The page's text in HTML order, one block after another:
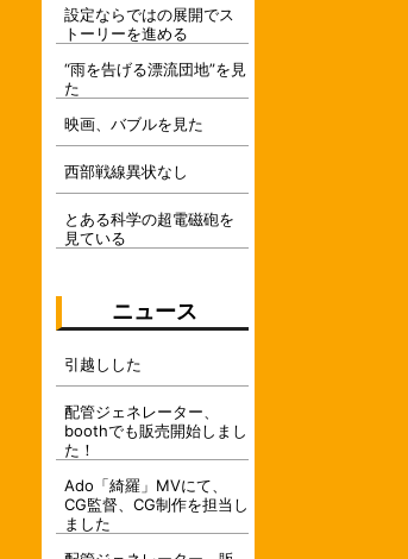
設定ならではの展開でス
トーリーを進める
“雨を告げる漂流団地”を見
た
映画、バブルを見た
西部戦線異状なし
とある科学の超電磁砲を
見ている
ニュース
引越しした
配管ジェネレーター、
boothでも販売開始しまし
た！
Ado「綺羅」MVにて、
CG監督、CG制作を担当し
ました